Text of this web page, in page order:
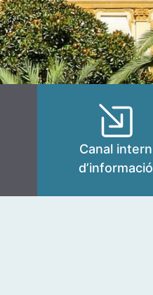
Canal intern
d’informació